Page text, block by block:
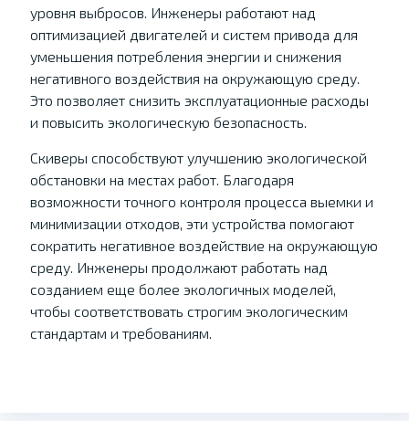
уровня выбросов. Инженеры работают над
оптимизацией двигателей и систем привода для
уменьшения потребления энергии и снижения
негативного воздействия на окружающую среду.
Это позволяет снизить эксплуатационные расходы
и повысить экологическую безопасность.
Скиверы способствуют улучшению экологической
обстановки на местах работ. Благодаря
возможности точного контроля процесса выемки и
минимизации отходов, эти устройства помогают
сократить негативное воздействие на окружающую
среду. Инженеры продолжают работать над
созданием еще более экологичных моделей,
чтобы соответствовать строгим экологическим
стандартам и требованиям.